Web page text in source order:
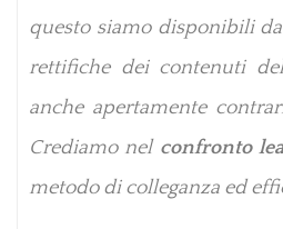
questo siamo disponibili
rettifiche dei contenuti
anche apertamente
Crediamo nel confronto
metodo di colleganza ed